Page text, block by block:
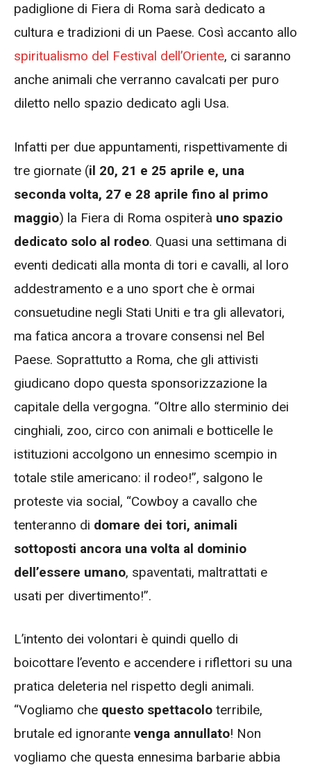
padiglione di Fiera di Roma sarà dedicato a
cultura e tradizioni di un Paese. Così accanto allo
spiritualismo del Festival dell’Oriente, ci saranno
anche animali che verranno cavalcati per puro
diletto nello spazio dedicato agli Usa.
Infatti per due appuntamenti, rispettivamente di
tre giornate (il 20, 21 e 25 aprile e, una
seconda volta, 27 e 28 aprile fino al primo
maggio) la Fiera di Roma ospiterà uno spazio
dedicato solo al rodeo. Quasi una settimana di
eventi dedicati alla monta di tori e cavalli, al loro
addestramento e a uno sport che è ormai
consuetudine negli Stati Uniti e tra gli allevatori,
ma fatica ancora a trovare consensi nel Bel
Paese. Soprattutto a Roma, che gli attivisti
giudicano dopo questa sponsorizzazione la
capitale della vergogna. “Oltre allo sterminio dei
cinghiali, zoo, circo con animali e botticelle le
istituzioni accolgono un ennesimo scempio in
totale stile americano: il rodeo!”, salgono le
proteste via social, “Cowboy a cavallo che
tenteranno di domare dei tori, animali
sottoposti ancora una volta al dominio
dell’essere umano, spaventati, maltrattati e
usati per divertimento!”.
L’intento dei volontari è quindi quello di
boicottare l’evento e accendere i riflettori su una
pratica deleteria nel rispetto degli animali.
“Vogliamo che questo spettacolo terribile,
brutale ed ignorante venga annullato! Non
vogliamo che questa ennesima barbarie abbia